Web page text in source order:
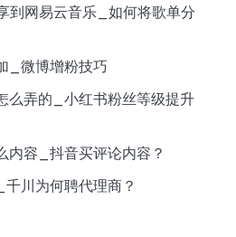
到网易云音乐_如何将歌单分
_微博增粉技巧
么弄的_小红书粉丝等级提升
内容_抖音买评论内容？
川为何聘代理商？